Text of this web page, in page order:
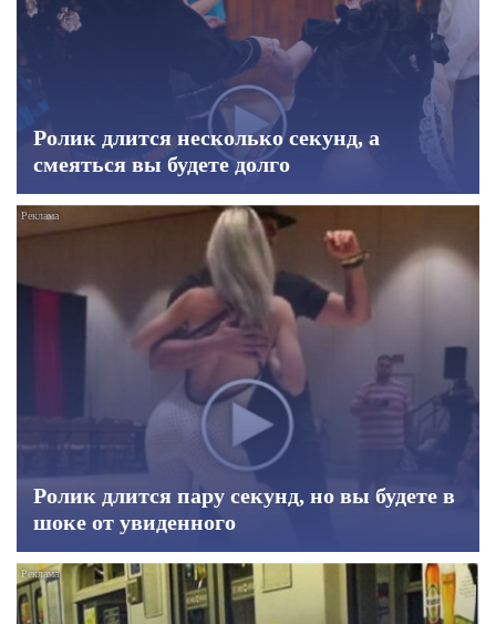
Ролик длится несколько секунд, а
смеяться вы будете долго
Ролик длится пару секунд, но вы будете в
шоке от увиденного